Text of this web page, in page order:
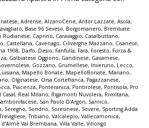
, Adrense, AlzanoCene, Ardor Lazzate, Asola,
, Base 96 Seveso, Borgomanero, Brembate
Rudianese, Caprino, Caravaggio, Casalbuttano,
, Castellana, Cavenago, Ciliverghe Mazzano, Cisanese,
1908, Darfo, Desio, Fanfulla, Fara, Foresto, Forza &
, Galbiatese Oggiono, Gandinese, Gavarnese,
, Gozzano, Grumellese, Inveruno, Lecco,
, Mapello Bonate, MapelloBonate, Mariano,
, Olginatese, Orsa Cortefranca, Pagazzanese,
, Piacenza, Ponteranica, Pontirolese, Pontisola, Pro
Casal, Real Milano, Rigamonti Nuvolera, Rivoltana,
, San Paolo D'Argon, Sarnico,
, Seregno, Sondrio, Soresinese, Sovere, Sporting Adda
Trevigliese,Tribiano, Valcalepio, Vallecamonica,
d'Almè Val Brembana, Villa Valle, Villongo